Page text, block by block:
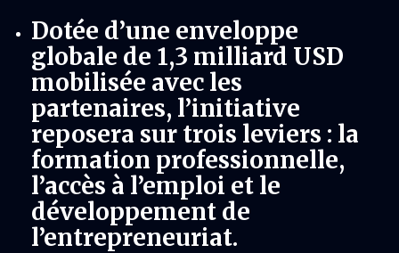
Dotée d’une enveloppe
globale de 1,3 milliard USD
mobilisée avec les
partenaires, l’initiative
reposera sur trois leviers : la
formation professionnelle,
l’accès à l’emploi et le
développement de
l’entrepreneuriat.